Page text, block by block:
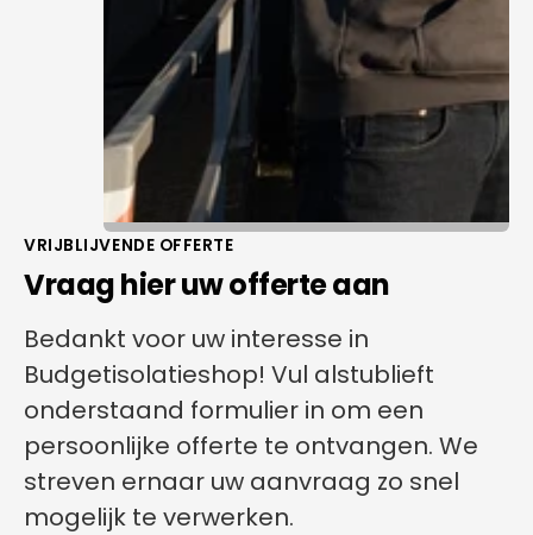
VRIJBLIJVENDE OFFERTE
Vraag hier uw offerte aan
Bedankt voor uw interesse in
Budgetisolatieshop! Vul alstublieft
onderstaand formulier in om een
persoonlijke offerte te ontvangen. We
streven ernaar uw aanvraag zo snel
mogelijk te verwerken.